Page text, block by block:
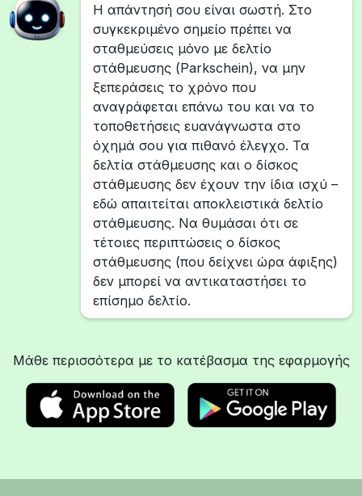
Η απάντησή σου είναι σωστή. Στο
συγκεκριμένο σημείο πρέπει να
σταθμεύσεις μόνο με δελτίο
στάθμευσης (Park­schein), να μην
ξεπεράσεις το χρόνο που
αναγράφεται επάνω του και να το
τοποθετήσεις ευανάγνωστα στο
όχημά σου για πιθανό έλεγχο. Τα
δελτία στάθμευσης και ο δίσκος
στάθμευσης δεν έχουν την ίδια ισχύ –
εδώ απαιτείται αποκλειστικά δελτίο
στάθμευσης. Να θυμάσαι ότι σε
τέτοιες περιπτώσεις ο δίσκος
στάθμευσης (που δείχνει ώρα άφιξης)
δεν μπορεί να αντικαταστήσει το
επίσημο δελτίο.
Μάθε περισσότερα με το κατέβασμα της εφαρμογής